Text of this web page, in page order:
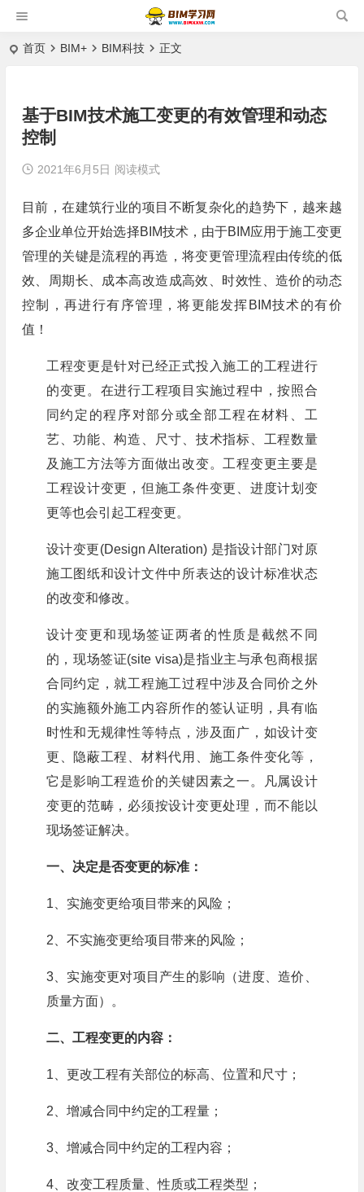
首页 BIM+ BIM科技 正文
基于BIM技术施工变更的有效管理和动态
控制
2021年6月5日 阅读模式
目前，在建筑行业的项目不断复杂化的趋势下，越来越
多企业单位开始选择BIM技术，由于BIM应用于施工变更
管理的关键是流程的再造，将变更管理流程由传统的低
效、周期长、成本高改造成高效、时效性、造价的动态
控制，再进行有序管理，将更能发挥BIM技术的有价
值！
工程变更是针对已经正式投入施工的工程进行
的变更。在进行工程项目实施过程中，按照合
同约定的程序对部分或全部工程在材料、工
艺、功能、构造、尺寸、技术指标、工程数量
及施工方法等方面做出改变。工程变更主要是
工程设计变更，但施工条件变更、进度计划变
更等也会引起工程变更。
设计变更(Design Alteration) 是指设计部门对原
施工图纸和设计文件中所表达的设计标准状态
的改变和修改。
设计变更和现场签证两者的性质是截然不同
的，现场签证(site visa)是指业主与承包商根据
合同约定，就工程施工过程中涉及合同价之外
的实施额外施工内容所作的签认证明，具有临
时性和无规律性等特点，涉及面广，如设计变
更、隐蔽工程、材料代用、施工条件变化等，
它是影响工程造价的关键因素之一。凡属设计
变更的范畴，必须按设计变更处理，而不能以
现场签证解决。
一、决定是否变更的标准：
1、实施变更给项目带来的风险；
2、不实施变更给项目带来的风险；
3、实施变更对项目产生的影响（进度、造价、
质量方面）。
二、工程变更的内容：
1、更改工程有关部位的标高、位置和尺寸；
2、增减合同中约定的工程量；
3、增减合同中约定的工程内容；
4、改变工程质量、性质或工程类型；